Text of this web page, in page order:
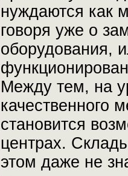
нуждаются как
говоря уже о
оборудования,
Между тем, на
качественного
становится
центрах.
этом даже не